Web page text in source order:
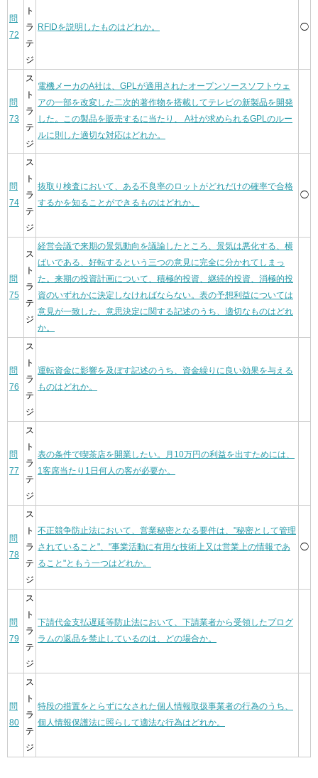
問
72
ト
ラ
テ
ジ
RFIDを説明したものはどれか。 ◯
問
73
ス
ト
ラ
テ
ジ
電機メーカのA社は、GPLが適用されたオープンソースソフトウェ
アの一部を改変した二次的著作物を搭載してテレビの新製品を開発
した。この製品を販売するに当たり、 A社が求められるGPLのルー
ルに則した適切な対応はどれか。
問
74
ス
ト
ラ
テ
ジ
抜取り検査において、ある不良率のロットがどれだけの確率で合格
するかを知ることができるものはどれか。
◯
問
75
ス
ト
ラ
テ
ジ
経営会議で来期の景気動向を議論したところ、景気は悪化する、横
ばいである、好転するという三つの意見に完全に分かれてしまっ
た。来期の投資計画について、積極的投資、継続的投資、消極的投
資のいずれかに決定しなければならない。表の予想利益については
意見が一致した。意思決定に関する記述のうち、適切なものはどれ
か。
問
76
ス
ト
ラ
テ
ジ
運転資金に影響を及ぼす記述のうち、資金繰りに良い効果を与える
ものはどれか。
問
77
ス
ト
ラ
テ
ジ
表の条件で喫茶店を開業したい。月10万円の利益を出すためには、
1客席当たり1日何人の客が必要か。
問
78
ス
ト
ラ
テ
ジ
不正競争防止法において、営業秘密となる要件は、"秘密として管理
されていること"、"事業活動に有用な技術上又は営業上の情報であ
ること"ともう一つはどれか。
◯
問
79
ス
ト
ラ
テ
ジ
下請代金支払遅延等防止法において、下請業者から受領したプログ
ラムの返品を禁止しているのは、どの場合か。
問
80
ス
ト
ラ
テ
ジ
特段の措置をとらずになされた個人情報取扱事業者の行為のうち、
個人情報保護法に照らして適法な行為はどれか。